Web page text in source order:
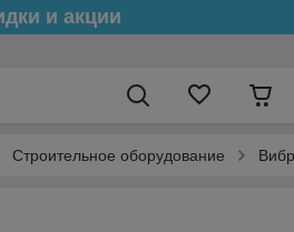
и акции
Строительное оборудование